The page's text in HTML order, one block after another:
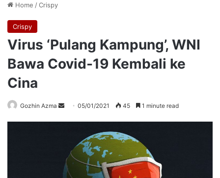
Home /Crispy
Crispy
Virus ‘Pulang Kampung’, WNI
Bawa Covid-19 Kembali ke
Cina
Gozhin Azma
Send05/01/2021 45 1 minute read